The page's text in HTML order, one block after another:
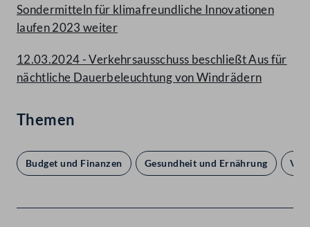
Sondermitteln für klimafreundliche Innovationen
laufen 2023 weiter
12.03.2024 - Verkehrsausschuss beschließt Aus für
nächtliche Dauerbeleuchtung von Windrädern
Themen
Budget und Finanzen Gesundheit und Ernährung